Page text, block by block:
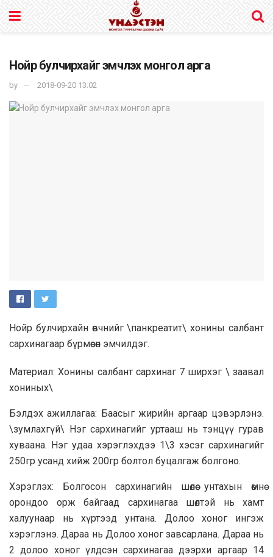
Нойр булчирхайг эмчлэх монгол арга
by 2018-09-20 13:02
Нойр булчирхайн өвчнийг \панкреатит\ хонины салбант
сархинагаар бүрмөсөн эмчилдэг.
Материал: Хонины салбант сархинаг 7 ширхэг \ заавал
хониных\
Бэлдэх ажиллагаа: Баасыг жирийн аргаар цэвэрлэнэ.
\зумлахгүй\ Нэг сархинагийг уртааш нь тэнцүү гурав
хуваана. Нэг удаа хэрэглэхдээ 1\3 хэсэг сархинагийг
250гр усанд хийж 200гр болтол буцалгаж болгоно.
Хэрэглэх: Болгосон сархинагийн шөлөө унтахын өмнө
орондоо орж байгаад сархинагаа шөлтэй нь хамт
халуунаар нь хүртээд унтана. Долоо хоног ингэж
хэрэглэнэ. Дараа нь Долоо хоног завсарлана. Дараа нь
2 долоо хоног үлдсэн сархинагаа дээрхи аргаар 14